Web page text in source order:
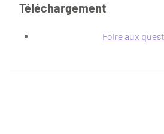
Téléchargement
Foire aux